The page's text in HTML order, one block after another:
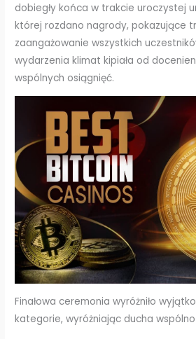
dobiegły końca w trakcie uroczystej
której rozdano nagrody, pokazujące
zaangażowanie wszystkich
wydarzenia klimat kipiała od
wspólnych osiągnięć.
Finałowa ceremonia wyróżniło
kategorie, wyróżniając ducha